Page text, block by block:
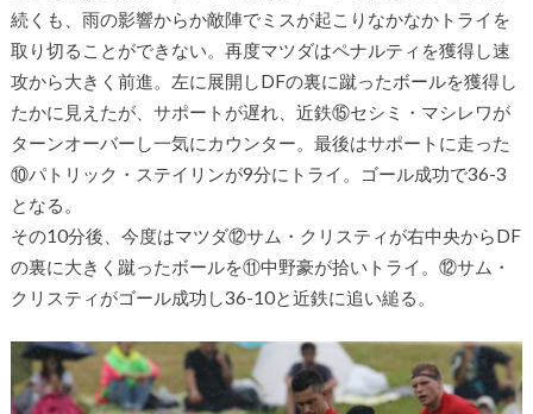
続くも、雨の影響からか敵陣でミスが起こりなかなかトライを
取り切ることができない。再度マツダはペナルティを獲得し速
攻から大きく前進。左に展開しDFの裏に蹴ったボールを獲得し
たかに見えたが、サポートが遅れ、近鉄⑮セシミ・マシレワが
ターンオーバーし一気にカウンター。最後はサポートに走った
⑩パトリック・ステイリンが9分にトライ。ゴール成功で36-3
となる。
その10分後、今度はマツダ⑫サム・クリスティが右中央からDF
の裏に大きく蹴ったボールを⑪中野豪が拾いトライ。⑫サム・
クリスティがゴール成功し36-10と近鉄に追い縋る。